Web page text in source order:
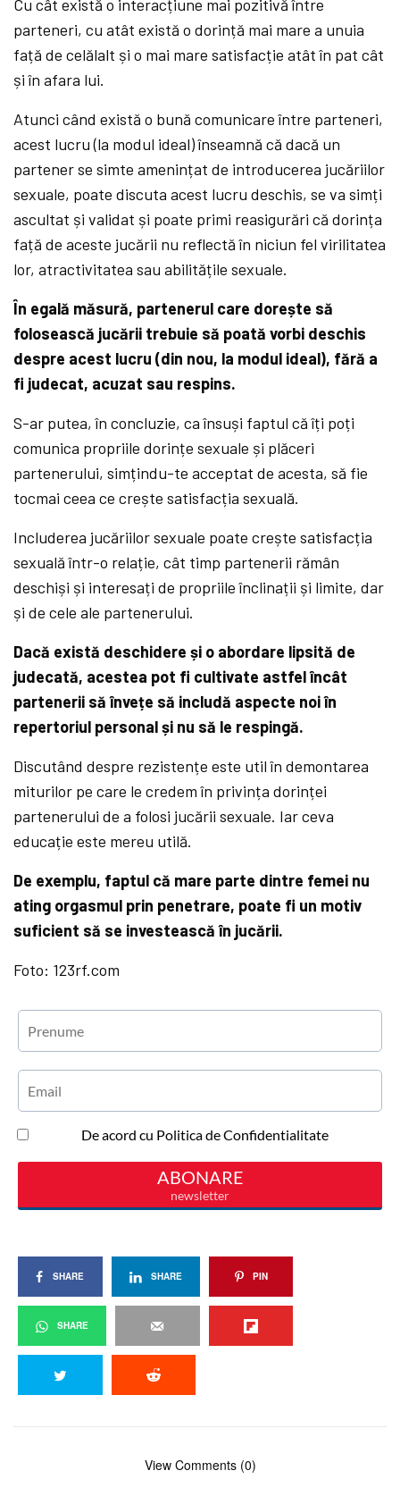
Cu cât există o interacțiune mai pozitivă între
parteneri, cu atât există o dorință mai mare a unuia
față de celălalt și o mai mare satisfacție atât în pat cât
și în afara lui.
Atunci când există o bună comunicare între parteneri,
acest lucru (la modul ideal) înseamnă că dacă un
partener se simte amenințat de introducerea jucăriilor
sexuale, poate discuta acest lucru deschis, se va simți
ascultat și validat și poate primi reasigurări că dorința
față de aceste jucării nu reflectă în niciun fel virilitatea
lor, atractivitatea sau abilitățile sexuale.
În egală măsură, partenerul care dorește să
folosească jucării trebuie să poată vorbi deschis
despre acest lucru (din nou, la modul ideal), fără a
fi judecat, acuzat sau respins.
S-ar putea, în concluzie, ca însuși faptul că îți poți
comunica propriile dorințe sexuale și plăceri
partenerului, simțindu-te acceptat de acesta, să fie
tocmai ceea ce crește satisfacția sexuală.
Includerea jucăriilor sexuale poate crește satisfacția
sexuală într-o relație, cât timp partenerii rămân
deschiși și interesați de propriile înclinații și limite, dar
și de cele ale partenerului.
Dacă există deschidere și o abordare lipsită de
judecată, acestea pot fi cultivate astfel încât
partenerii să învețe să includă aspecte noi în
repertoriul personal și nu să le respingă.
Discutând despre rezistențe este util în demontarea
miturilor pe care le credem în privința dorinței
partenerului de a folosi jucării sexuale. Iar ceva
educație este mereu utilă.
De exemplu, faptul că mare parte dintre femei nu
ating orgasmul prin penetrare, poate fi un motiv
suficient să se investească în jucării.
Foto: 123rf.com
SHARE SHARE PIN
SHARE
View Comments (0)